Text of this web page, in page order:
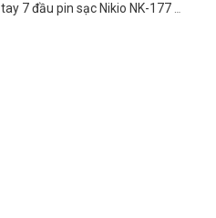
tay 7 đầu pin sạc Nikio NK-177 -